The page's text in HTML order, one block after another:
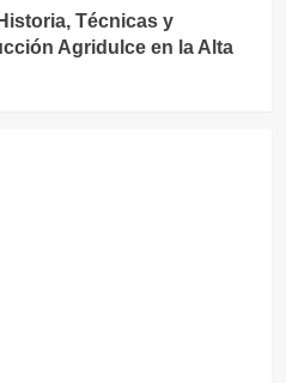
Técnicas y
Agridulce en la Alta